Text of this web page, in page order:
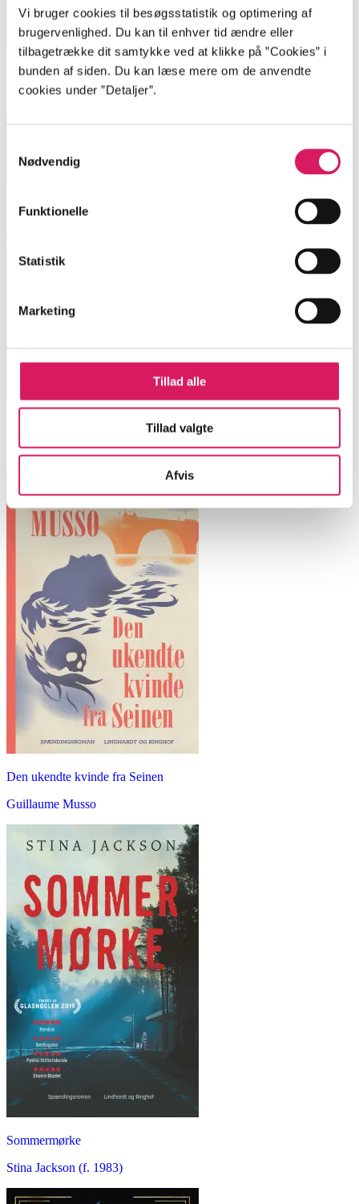
Vi bruger cookies til besøgsstatistik og optimering af
brugervenlighed. Du kan til enhver tid ændre eller
tilbagetrække dit samtykke ved at klikke på ”Cookies” i
bunden af siden. Du kan læse mere om de anvendte
cookies under ”Detaljer”.
Nødvendig
Funktionelle
Statistik
Marketing
Tillad alle
Tillad valgte
Afvis
Skjult på Helholm
Inger Wolf
Elly Griffiths
Den ukendte kvinde fra Seinen
Guillaume Musso
Sommermørke
Stina Jackson (f. 1983)